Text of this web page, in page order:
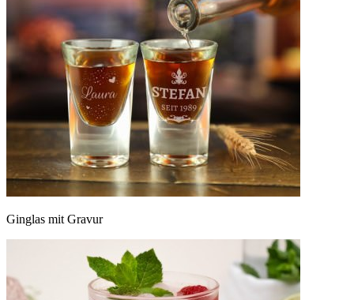
Ginglas mit Gravur